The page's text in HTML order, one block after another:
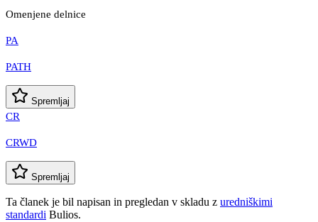
Omenjene delnice
PA
PATH
Spremljaj
CR
CRWD
Spremljaj
Ta članek je bil napisan in pregledan v skladu z uredniškimi
standardi Bulios.